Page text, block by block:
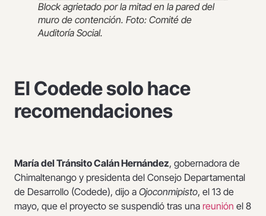
Block agrietado por la mitad en la pared del
muro de contención. Foto: Comité de
Auditoría Social.
El Codede solo hace
recomendaciones
María del Tránsito Calán Hernández, gobernadora de
Chimaltenango y presidenta del Consejo Departamental
de Desarrollo (Codede), dijo a Ojoconmipisto, el 13 de
mayo, que el proyecto se suspendió tras una reunión el 8